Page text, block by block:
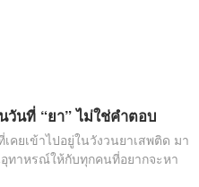
วันที่ “ยา” ไม่ใช่คำตอบ
ยเข้าไปอยู่ในวังวนยาเสพติด มา
อุทาหรณ์ให้กับทุกคนที่อยากจะหา